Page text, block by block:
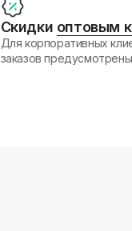
Скидки оптовым
Для корпоративных
заказов